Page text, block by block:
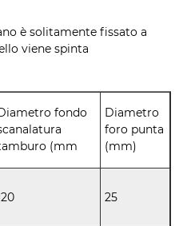
è solitamente fissato a
viene spinta
fondo
(mm
Diametro
foro punta
(mm)
25